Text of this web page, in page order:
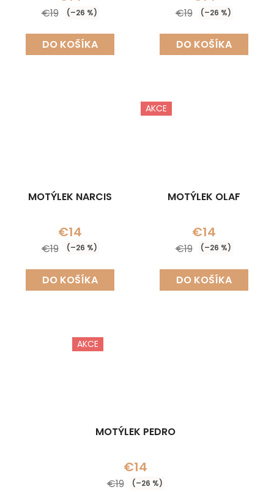
€19 (–26 %)
DO KOŠÍKA
€19 (–26 %)
DO KOŠÍKA
MOTÝLEK NARCIS
€14
€19 (–26 %)
DO KOŠÍKA
AKCE
MOTÝLEK OLAF
€14
€19 (–26 %)
DO KOŠÍKA
AKCE
MOTÝLEK PEDRO
€14
€19 (–26 %)